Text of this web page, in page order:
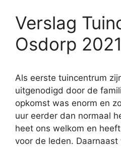
Verslag
Osdorp 2021
Als eerste tuincentrum
uitgenodigd door de
opkomst was enorm en
uur eerder dan normaal
heet ons welkom en
voor de leden.